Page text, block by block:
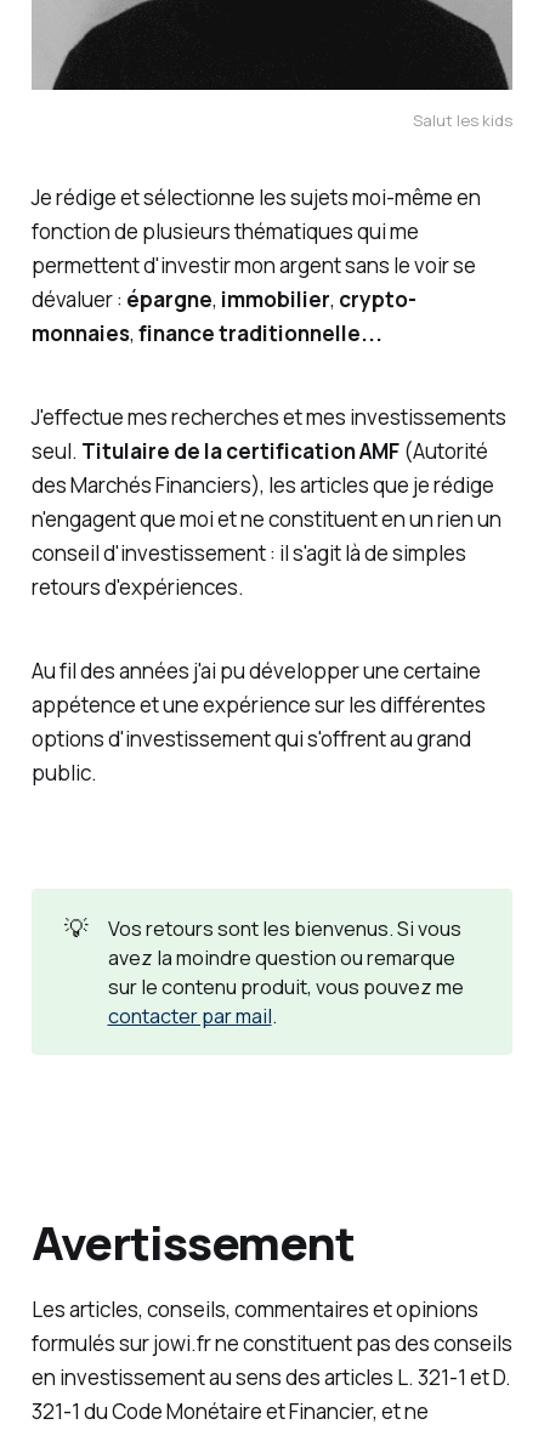
Salut les kids
Je rédige et sélectionne les sujets moi-même en
fonction de plusieurs thématiques qui me
permettent d'investir mon argent sans le voir se
dévaluer : épargne, immobilier, crypto-
monnaies, finance traditionnelle...
J'effectue mes recherches et mes investissements
seul. Titulaire de la certification AMF(Autorité
des Marchés Financiers), les articles que je rédige
n'engagent que moi et ne constituent en un rien un
conseil d'investissement : il s'agit là de simples
retours d'expériences.
Au fil des années j'ai pu développer une certaine
appétence et une expérience sur les différentes
options d'investissement qui s'offrent au grand
public.
💡
Vos retours sont les bienvenus. Si vous
avez la moindre question ou remarque
sur le contenu produit, vous pouvez me
contacter par mail.
Avertissement
Les articles, conseils, commentaires et opinions
formulés sur jowi.fr ne constituent pas des conseils
en investissement au sens des articles L. 321-1 et D.
321-1 du Code Monétaire et Financier, et ne